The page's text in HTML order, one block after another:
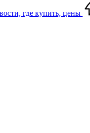
где купить, цены